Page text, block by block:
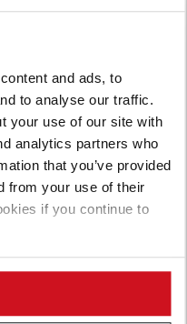
and ads, to
to analyse our traffic.
your use of our site with
analytics partners who
that you’ve provided
from your use of their
if you continue to
de
de 200
Bernardino Caballero